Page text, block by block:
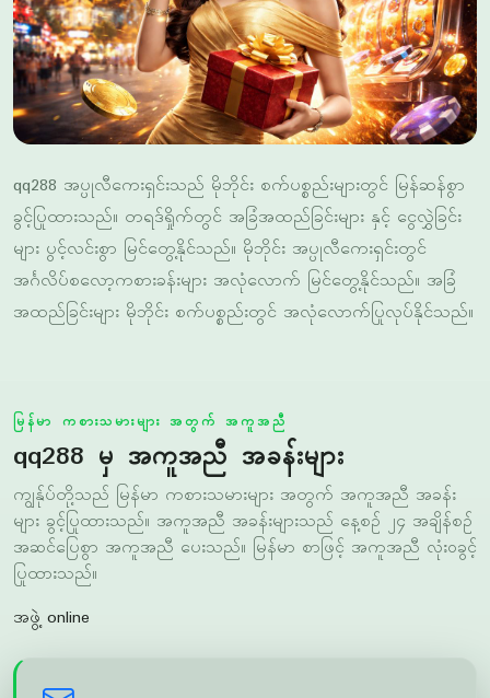
qq288 အပ္ပုလီကေးရှင်းသည် မိုဘိုင်း စက်ပစ္စည်းများတွင် မြန်ဆန်စွာ
ခွင့်ပြုထားသည်။ တရဒ်ရှိုက်တွင် အခြံအထည်ခြင်းများ နှင့် ငွေလွှဲခြင်း
များ ပွင့်လင်းစွာ မြင်တွေ့နိုင်သည်။ မိုဘိုင်း အပ္ပုလီကေးရှင်းတွင်
အင်္ဂလိပ်စလော့ကစားခန်းများ အလုံလောက် မြင်တွေ့နိုင်သည်။ အခြံ
အထည်ခြင်းများ မိုဘိုင်း စက်ပစ္စည်းတွင် အလုံလောက်ပြုလုပ်နိုင်သည်။
ကျွန်ုပ်တို့သည် မြန်မာ ကစားသမားများ အတွက် အကူအညီ အခန်း
များ ခွင့်ပြုထားသည်။ အကူအညီ အခန်းများသည် နေ့စဉ် ၂၄ အချိန်စဥ်
အဆင်ပြေစွာ အကူအညီ ပေးသည်။ မြန်မာ စာဖြင့် အကူအညီ လုံးဝခွင့်
ပြုထားသည်။
အဖွဲ့ online
အီမေးလ် အကူအညီ